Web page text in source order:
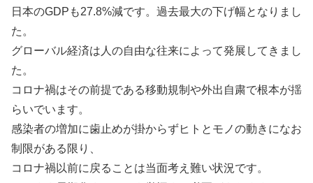
日本のGDPも27.8%減です。過去最大の下げ幅となりまし
た。
グローバル経済は人の自由な往来によって発展してきまし
た。
コロナ禍はその前提である移動規制や外出自粛で根本が揺
らいでいます。
感染者の増加に歯止めが掛からずヒトとモノの動きになお
制限がある限り、
コロナ禍以前に戻ることは当面考え難い状況です。